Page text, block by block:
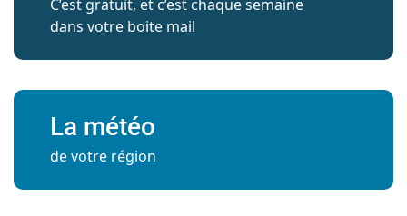
C’est gratuit, et c’est chaque semaine
dans votre boite mail
La météo
de votre région